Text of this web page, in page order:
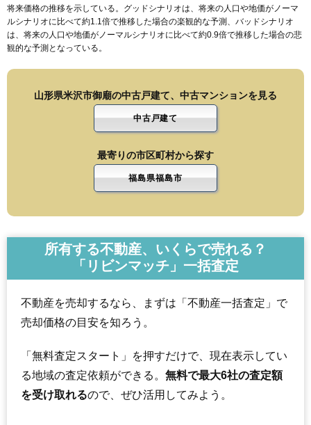
将来価格の推移を示している。グッドシナリオは、将来の人口や地価がノーマ
ルシナリオに比べて約1.1倍で推移した場合の楽観的な予測、バッドシナリオ
は、将来の人口や地価がノーマルシナリオに比べて約0.9倍で推移した場合の悲
観的な予測となっている。
山形県米沢市御廟の中古戸建て、中古マンションを見る
中古戸建て
最寄りの市区町村から探す
福島県福島市
所有する不動産、いくらで売れる？
「リビンマッチ」一括査定
不動産を売却するなら、まずは「不動産一括査定」で
売却価格の目安を知ろう。
「無料査定スタート」を押すだけで、現在表示してい
る地域の査定依頼ができる。 無料で最大6社の査定額
を受け取れるので、ぜひ活用してみよう。